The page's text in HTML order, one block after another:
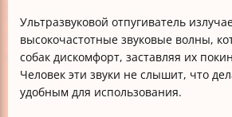
Ультразвуковой отпугиватель
высокочастотные звуковые волны,
собак дискомфорт, заставляя их
Человек эти звуки не слышит, что
удобным для использования.